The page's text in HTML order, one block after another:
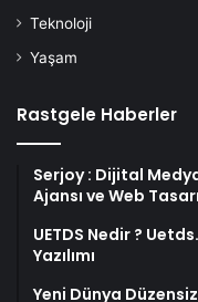
Teknoloji
Yaşam
Rastgele Haberler
Serjoy : Dijital
Ajansı ve Web
UETDS Nedir ?
Yazılımı
Yeni Dünya